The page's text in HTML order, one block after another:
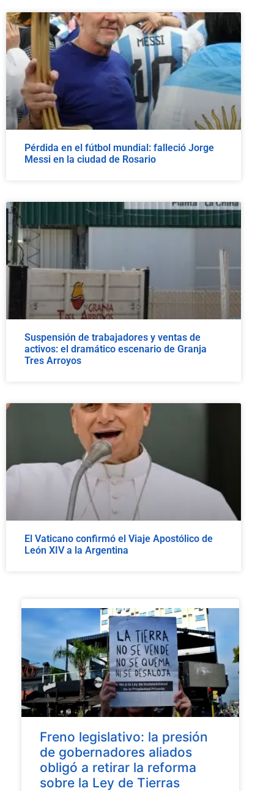
Pérdida en el fútbol mundial: falleció Jorge
Messi en la ciudad de Rosario
Suspensión de trabajadores y ventas de
activos: el dramático escenario de Granja
Tres Arroyos
El Vaticano confirmó el Viaje Apostólico de
León XIV a la Argentina
Freno legislativo: la presión
de gobernadores aliados
obligó a retirar la reforma
sobre la Ley de Tierras